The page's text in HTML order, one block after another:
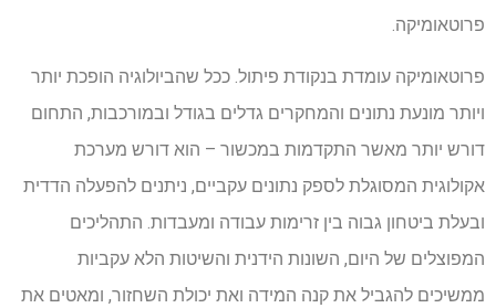
פרוטאומיקה.
פרוטאומיקה עומדת בנקודת פיתול. ככל שהביולוגיה הופכת יותר
ויותר מונעת נתונים והמחקרים גדלים בגודל ובמורכבות, התחום
דורש יותר מאשר התקדמות במכשור – הוא דורש מערכת
אקולוגית המסוגלת לספק נתונים עקביים, ניתנים להפעלה הדדית
ובעלת ביטחון גבוה בין זרימות עבודה ומעבדות. התהליכים
המפוצלים של היום, השונות הידנית והשיטות הלא עקביות
ממשיכים להגביל את קנה המידה ואת יכולת השחזור, ומאטים את